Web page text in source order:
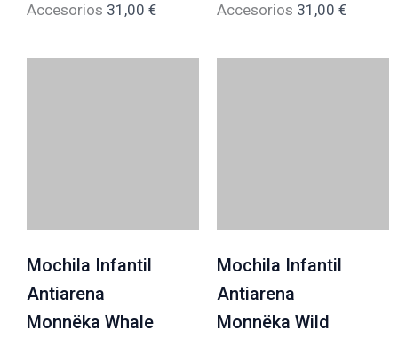
Accesorios 31,00 € Accesorios 31,00 €
Mochila Infantil
Antiarena
Monnëka Whale
Mochila Infantil
Antiarena
Monnëka Wild